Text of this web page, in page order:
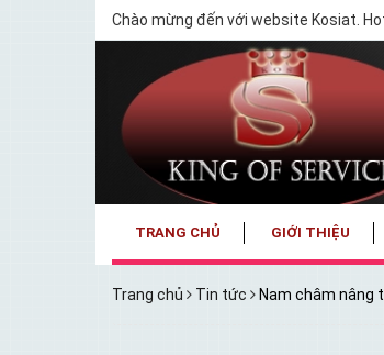
Chào mừng đến với website Kosiat.
TRANG CHỦ GIỚI THIỆU
Trang chủ Tin tức Nam châm nâng